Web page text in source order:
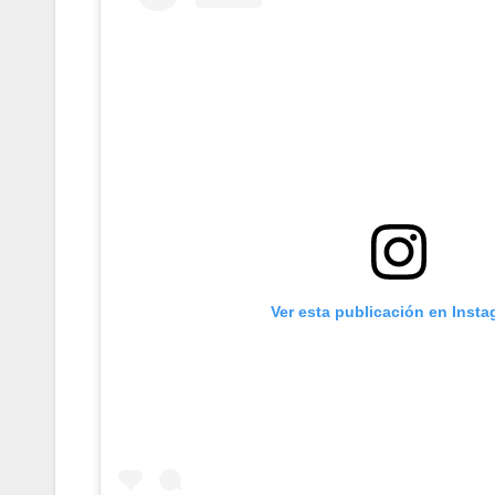
Ver esta publicación en